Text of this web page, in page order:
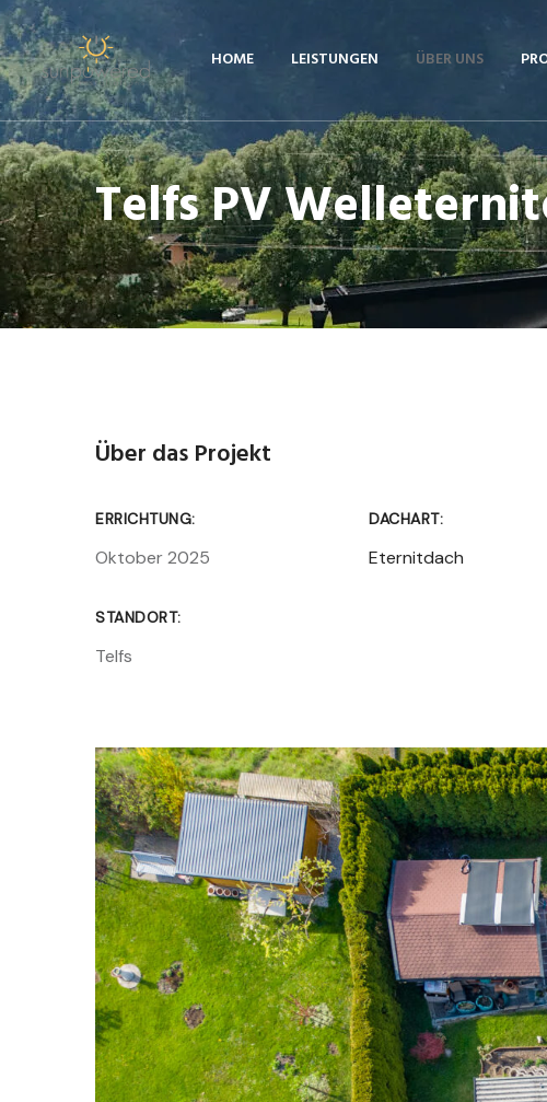
Skip
to
content
HOME LEISTUNGEN ÜBER UNS
Telfs PV
Über das Projekt
ERRICHTUNG:
Oktober 2025
DACHART:
Eternitdach
STANDORT:
Telfs